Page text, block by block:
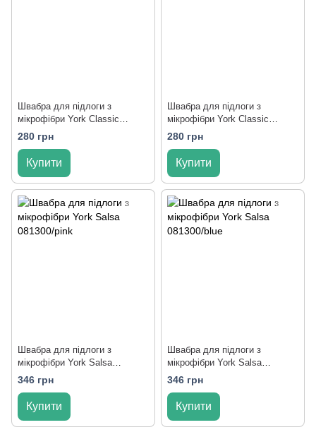
Швабра для підлоги з
мікрофібри York Classic
081080/blue
280 грн
Купити
Швабра для підлоги з
мікрофібри York Classic
081080/mint
280 грн
Купити
Швабра для підлоги з
мікрофібри York Salsa
081300/pink
346 грн
Купити
Швабра для підлоги з
мікрофібри York Salsa
081300/blue
346 грн
Купити